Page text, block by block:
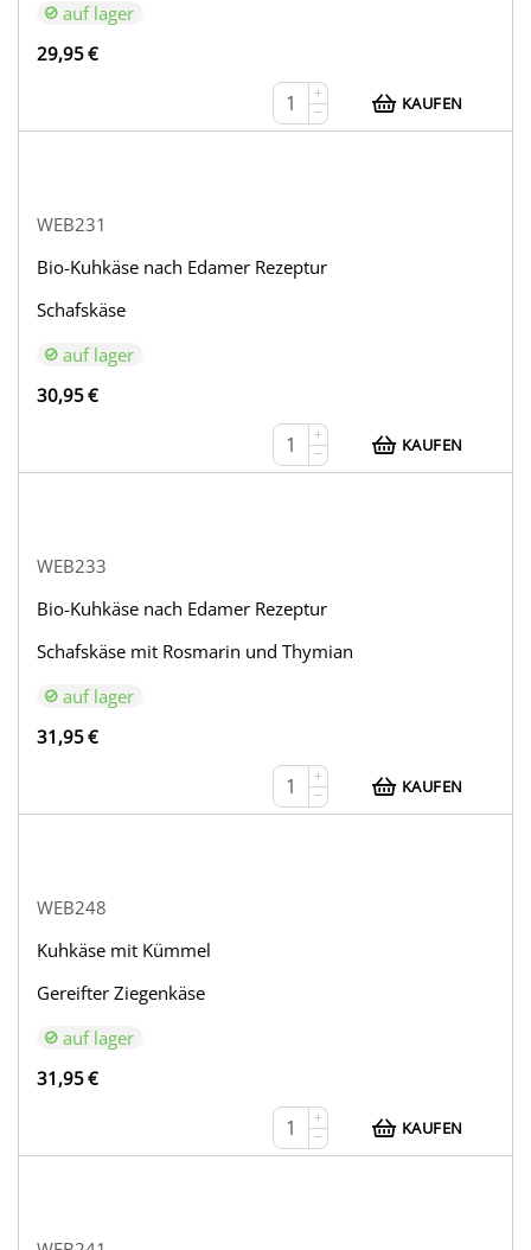
auf lager
29,95€
+
−
KAUFEN
WEB231
Bio-Kuhkäse nach Edamer Rezeptur
Schafskäse
auf lager
30,95€
+
−
KAUFEN
WEB233
Bio-Kuhkäse nach Edamer Rezeptur
Schafskäse mit Rosmarin und Thymian
auf lager
31,95€
+
−
KAUFEN
WEB248
Kuhkäse mit Kümmel
Gereifter Ziegenkäse
auf lager
31,95€
+
−
KAUFEN